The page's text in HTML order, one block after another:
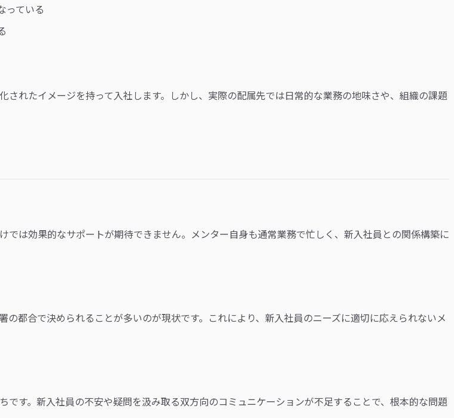
っている
れたイメージを持って入社します。しかし、実際の配属先では日常的な業務の地味さや、組織の課題
は効果的なサポートが期待できません。メンター自身も通常業務で忙しく、新入社員との関係構築に
都合で決められることが多いのが現状です。これにより、新入社員のニーズに適切に応えられないメ
す。新入社員の不安や疑問を汲み取る双方向のコミュニケーションが不足することで、根本的な問題